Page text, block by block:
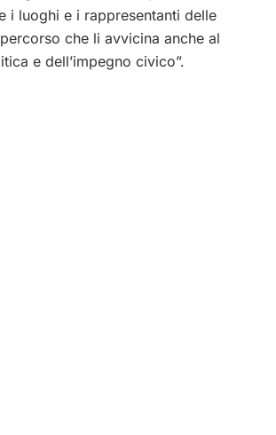
i luoghi e i rappresentanti delle
che li avvicina anche al
e dell’impegno civico”.